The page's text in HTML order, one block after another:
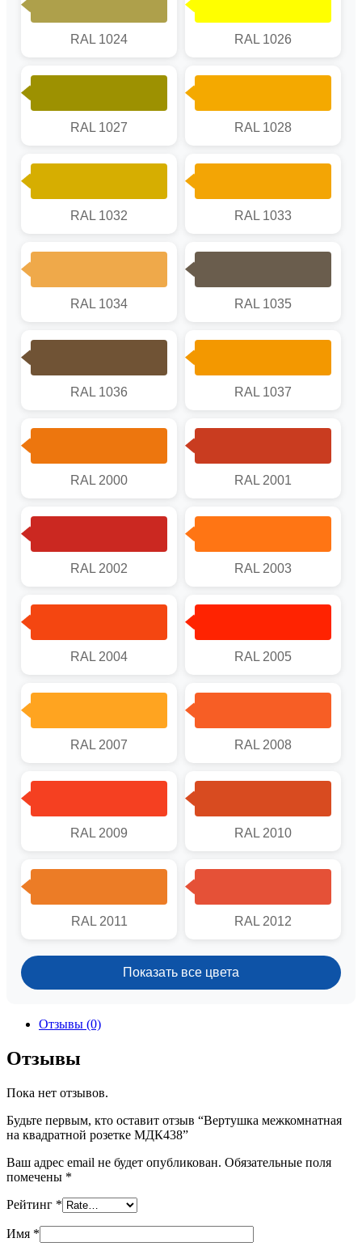
RAL 1024 RAL 1026
RAL 1027 RAL 1028
RAL 1032 RAL 1033
RAL 1034 RAL 1035
RAL 1036 RAL 1037
RAL 2000 RAL 2001
RAL 2002 RAL 2003
RAL 2004 RAL 2005
RAL 2007 RAL 2008
RAL 2009 RAL 2010
RAL 2011 RAL 2012
Показать все цвета
Отзывы (0)
Отзывы
Пока нет отзывов.
Будьте первым, кто оставит отзыв “Вертушка межкомнатная
на квадратной розетке МДК438”
Ваш адрес email не будет опубликован. Обязательные поля
помечены *
Рейтинг *
Имя *